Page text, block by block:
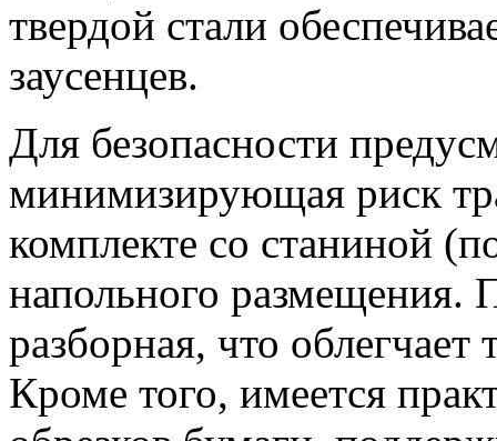
твердой стали
заусенцев.
Для безопасности
минимизирующая риск
комплекте со станиной
напольного размещения.
разборная, что
Кроме того, имеется